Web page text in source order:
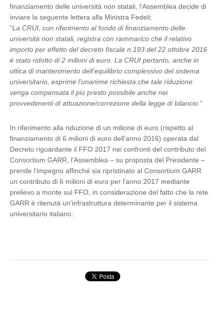
finanziamento delle università non statali, l’Assemblea decide di
inviare la seguente lettera alla Ministra Fedeli:
“La CRUI, con riferimento al fondo di finanziamento delle
università non statali, registra con rammarico che il relativo
importo per effetto del decreto fiscale n.193 del 22 ottobre 2016
è stato ridotto di 2 milioni di euro. La CRUI pertanto, anche in
ottica di mantenimento dell’equilibrio complessivo del sistema
universitario, esprime l’unanime richiesta che tale riduzione
venga compensata il più presto possibile anche nei
provvedimenti di attuazione/correzione della legge di bilancio .”
In riferimento alla riduzione di un milione di euro (rispetto al
finanziamento di 6 milioni di euro dell’anno 2016) operata dal
Decreto riguardante il FFO 2017 nei confronti del contributo del
Consortium GARR, l’Assemblea – su proposta del Presidente –
prende l’impegno affinché sia ripristinato al Consortium GARR
un contributo di 6 milioni di euro per l’anno 2017 mediante
prelievo a monte sul FFO, in considerazione del fatto che la rete
GARR è ritenuta un’infrastruttura determinante per il sistema
universitario italiano.